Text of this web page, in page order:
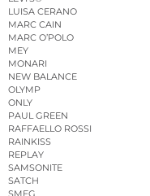
LUISA CERANO
MARC CAIN
MARC O’POLO
MEY
MONARI
NEW BALANCE
OLYMP
ONLY
PAUL GREEN
RAFFAELLO ROSSI
RAINKISS
REPLAY
SAMSONITE
SATCH
SMEG